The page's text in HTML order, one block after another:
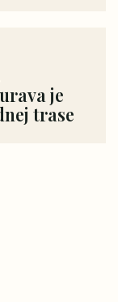
je
trase